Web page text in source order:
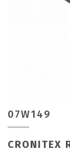
07W149
CRONITEX